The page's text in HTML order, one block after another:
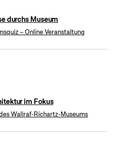
durchs Museum
– Online Veranstaltung
im Fokus
Wallraf-Richartz-Museums